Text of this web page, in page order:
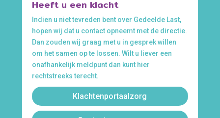
Heeft u een klacht
Indien u niet tevreden bent over Gedeelde Last,
hopen wij dat u contact opneemt met de directie.
Dan zouden wij graag met u in gesprek willen
om het samen op te lossen. Wilt u liever een
onafhankelijk meldpunt dan kunt hier
rechtstreeks terecht.
Klachtenportaalzorg